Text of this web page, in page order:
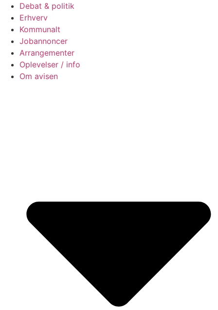
Debat & politik
Erhverv
Kommunalt
Jobannoncer
Arrangementer
Oplevelser / info
Om avisen